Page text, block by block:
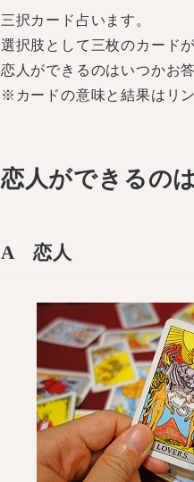
三択カード占います。
選択肢として三枚のカード
恋人ができるのはいつかお
※カードの意味と結果はリ
恋人ができるの
A